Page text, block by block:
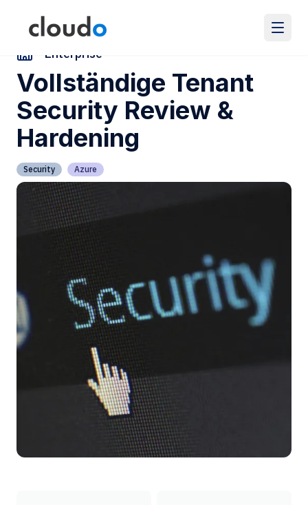
Zurück zu den Referenzen
Enterprise
Vollständige Tenant
Security Review &
Hardening
Security Azure